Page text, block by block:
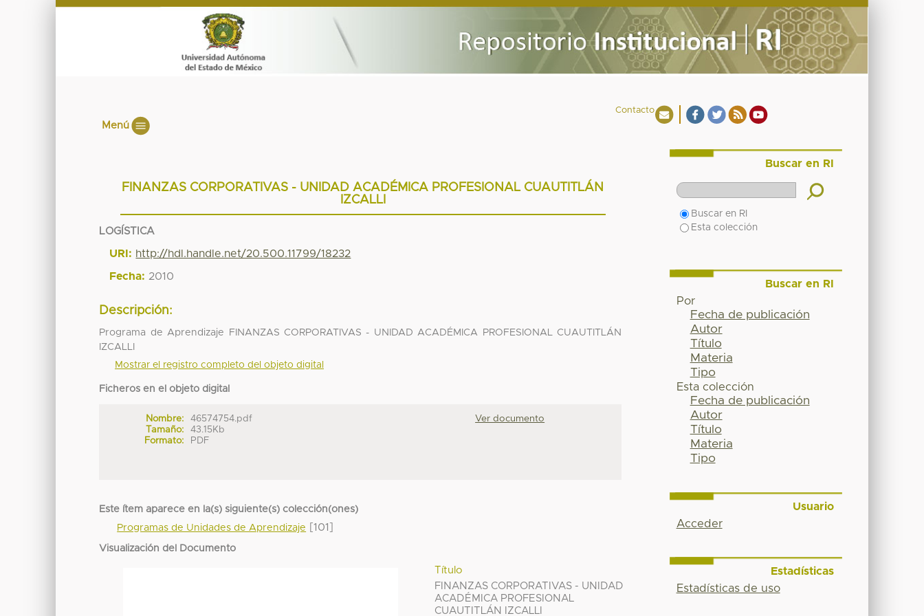
Contacto
Menú
FINANZAS CORPORATIVAS - UNIDAD ACADÉMICA PROFESIONAL CUAUTITLÁN
IZCALLI
LOGÍSTICA
URI: http://hdl.handle.net/20.500.11799/18232
Fecha: 2010
Descripción:
Programa de Aprendizaje FINANZAS CORPORATIVAS - UNIDAD ACADÉMICA PROFESIONAL CUAUTITLÁN
IZCALLI
Mostrar el registro completo del objeto digital
Ficheros en el objeto digital
Nombre:
46574754.pdf
Tamaño:
43.15Kb
Formato:
PDF
Ver documento
Este ítem aparece en la(s) siguiente(s) colección(ones)
Programas de Unidades de Aprendizaje
[101]
Visualización del Documento
Título
FINANZAS CORPORATIVAS - UNIDAD
ACADÉMICA PROFESIONAL
CUAUTITLÁN IZCALLI
Buscar en RI
Buscar en RI
Esta colección
Buscar en RI
Por
Fecha de publicación
Autor
Título
Materia
Tipo
Esta colección
Fecha de publicación
Autor
Título
Materia
Tipo
Usuario
Acceder
Estadísticas
Estadísticas de uso